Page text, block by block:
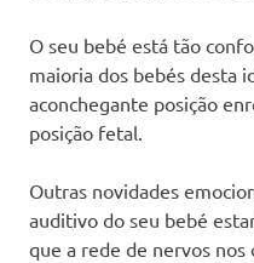
O seu bebé está tão
maioria dos bebés desta
aconchegante posição
posição fetal.
Outras novidades
auditivo do seu bebé
que a rede de nervos nos